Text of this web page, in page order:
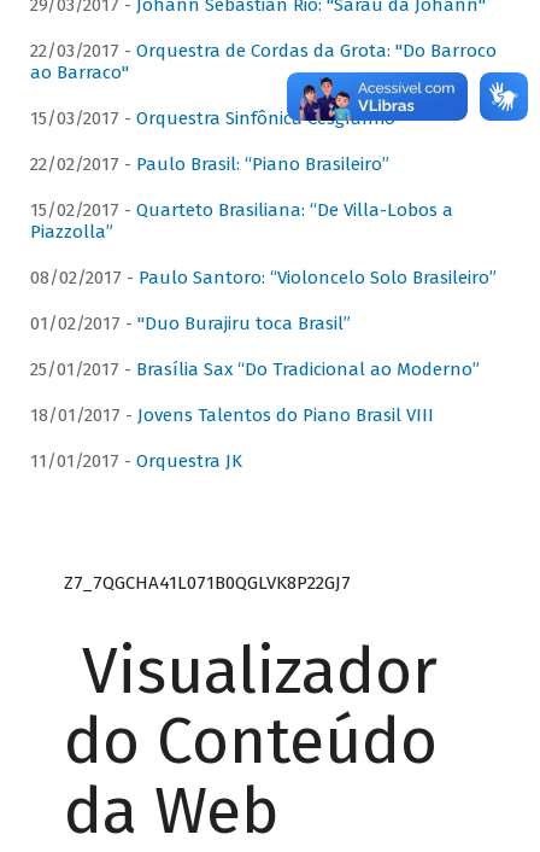
29/03/2017 - Johann Sebastian Rio: "Sarau da Johann"
22/03/2017 - Orquestra de Cordas da Grota: "Do Barroco
ao Barraco"
15/03/2017 - Orquestra Sinfônica Cesgranrio
22/02/2017 - Paulo Brasil: “Piano Brasileiro”
15/02/2017 - Quarteto Brasiliana: “De Villa-Lobos a
Piazzolla”
08/02/2017 - Paulo Santoro: “Violoncelo Solo Brasileiro”
01/02/2017 - "Duo Burajiru toca Brasil”
25/01/2017 - Brasília Sax “Do Tradicional ao Moderno”
18/01/2017 - Jovens Talentos do Piano Brasil VIII
11/01/2017 - Orquestra JK
Z7_7QGCHA41L071B0QGLVK8P22GJ7
Visualizador
do Conteúdo
da Web